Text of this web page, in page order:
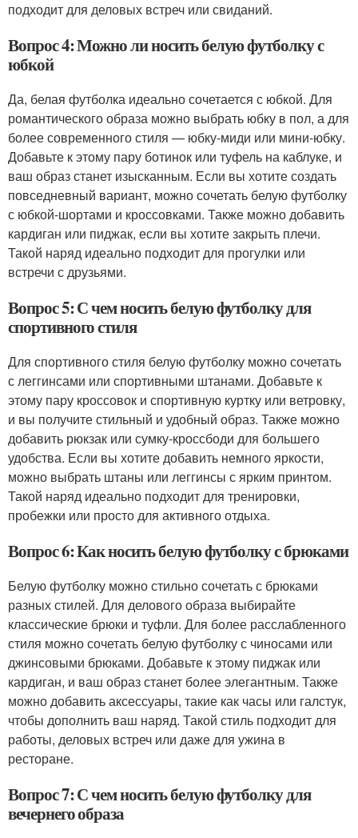
подходит для деловых встреч или свиданий.
Вопрос 4: Можно ли носить белую футболку с
юбкой
Да, белая футболка идеально сочетается с юбкой. Для
романтического образа можно выбрать юбку в пол, а для
более современного стиля — юбку-миди или мини-юбку.
Добавьте к этому пару ботинок или туфель на каблуке, и
ваш образ станет изысканным. Если вы хотите создать
повседневный вариант, можно сочетать белую футболку
с юбкой-шортами и кроссовками. Также можно добавить
кардиган или пиджак, если вы хотите закрыть плечи.
Такой наряд идеально подходит для прогулки или
встречи с друзьями.
Вопрос 5: С чем носить белую футболку для
спортивного стиля
Для спортивного стиля белую футболку можно сочетать
с леггинсами или спортивными штанами. Добавьте к
этому пару кроссовок и спортивную куртку или ветровку,
и вы получите стильный и удобный образ. Также можно
добавить рюкзак или сумку-кроссбоди для большего
удобства. Если вы хотите добавить немного яркости,
можно выбрать штаны или леггинсы с ярким принтом.
Такой наряд идеально подходит для тренировки,
пробежки или просто для активного отдыха.
Вопрос 6: Как носить белую футболку с брюками
Белую футболку можно стильно сочетать с брюками
разных стилей. Для делового образа выбирайте
классические брюки и туфли. Для более расслабленного
стиля можно сочетать белую футболку с чиносами или
джинсовыми брюками. Добавьте к этому пиджак или
кардиган, и ваш образ станет более элегантным. Также
можно добавить аксессуары, такие как часы или галстук,
чтобы дополнить ваш наряд. Такой стиль подходит для
работы, деловых встреч или даже для ужина в
ресторане.
Вопрос 7: С чем носить белую футболку для
вечернего образа